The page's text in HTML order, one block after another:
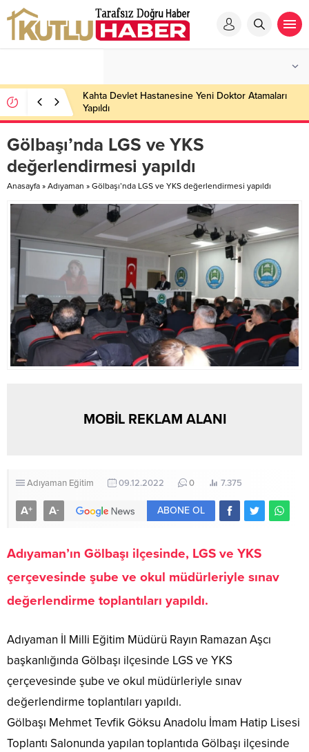
Kahta Devlet Hastanesine Yeni Doktor Atamaları
Yapıldı
Gölbaşı’nda LGS ve YKS
değerlendirmesi yapıldı
Anasayfa » Adıyaman » Gölbaşı’nda LGS ve YKS değerlendirmesi yapıldı
MOBİL REKLAM ALANI
Adıyaman Eğitim 09.12.2022 0 7.375
A+ A- ABONE OL
Adıyaman’ın Gölbaşı ilçesinde, LGS ve YKS
çerçevesinde şube ve okul müdürleriyle sınav
değerlendirme toplantıları yapıldı.
Adıyaman İl Milli Eğitim Müdürü Rayın Ramazan Aşcı
başkanlığında Gölbaşı ilçesinde LGS ve YKS
çerçevesinde şube ve okul müdürleriyle sınav
değerlendirme toplantıları yapıldı.
Gölbaşı Mehmet Tevfik Göksu Anadolu İmam Hatip Lisesi
Toplantı Salonunda yapılan toplantıda Gölbaşı ilçesinde